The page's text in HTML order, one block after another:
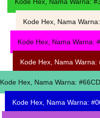
Kode Hex, Nama Warna:
Kode Hex, Nama
Kode Hex, Nama Warna:
Kode Hex, Nama Warna:
Kode Hex, Nama Warna:
Kode Hex, Nama Warna: